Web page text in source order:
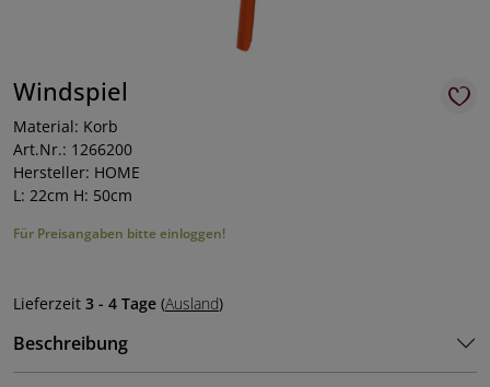
Windspiel
Material: Korb
Art.Nr.: 1266200
Hersteller: HOME
L: 22cm H: 50cm
Für Preisangaben bitte einloggen!
Lieferzeit 3 - 4 Tage (Ausland)
Beschreibung